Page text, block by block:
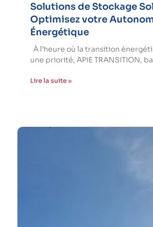
Solutions de Stockage
Optimisez votre
Énergétique
À l’heure où la transition
une priorité, APIE TRANSITION,
Lire la suite »